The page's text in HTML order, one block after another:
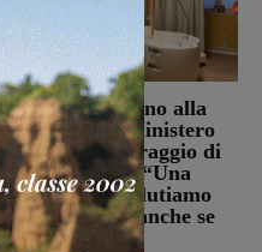
Punto Nascita, no alla
deroga ma il Ministero
apre al monitoraggio di
sei mesi. Vadi: “Una
risposta che valutiamo
positivamente anche se
con prudenza”